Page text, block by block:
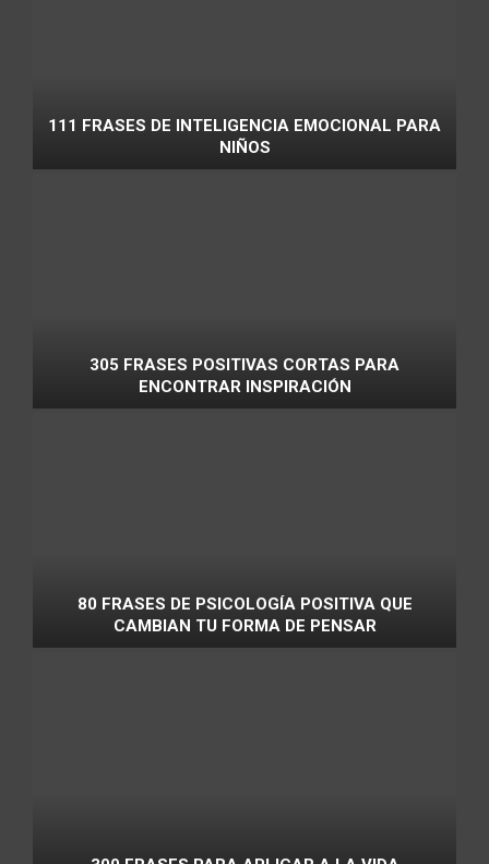
111 FRASES DE INTELIGENCIA EMOCIONAL PARA
NIÑOS
305 FRASES POSITIVAS CORTAS PARA
ENCONTRAR INSPIRACIÓN
80 FRASES DE PSICOLOGÍA POSITIVA QUE
CAMBIAN TU FORMA DE PENSAR